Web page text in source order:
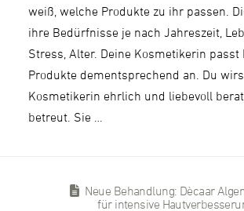
weiß, welche Produkte zu ihr passen.
ihre Bedürfnisse je nach Jahreszeit,
Stress, Alter. Deine Kosmetikerin passt
Produkte dementsprechend an. Du
Kosmetikerin ehrlich und liebevoll
betreut. Sie …
Neue Behandlung: Dècaar
für intensive